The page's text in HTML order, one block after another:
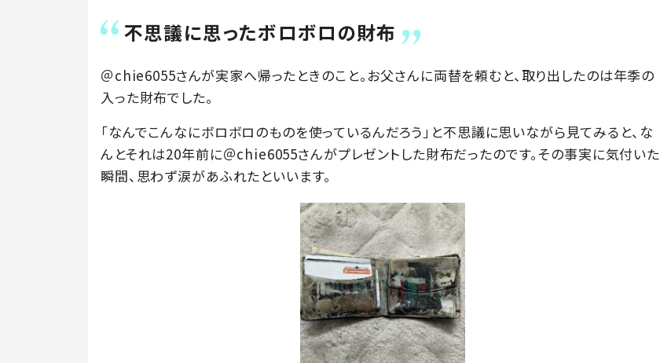
不思議に思ったボロボロの財布
＠chie6055さんが実家へ帰ったときのこと。お父さんに両替を頼むと、取り出したのは年季の
入った財布でした。
「なんでこんなにボロボロのものを使っているんだろう」と不思議に思いながら見てみると、な
んとそれは20年前に＠chie6055さんがプレゼントした財布だったのです。その事実に気付いた
瞬間、思わず涙があふれたといいます。